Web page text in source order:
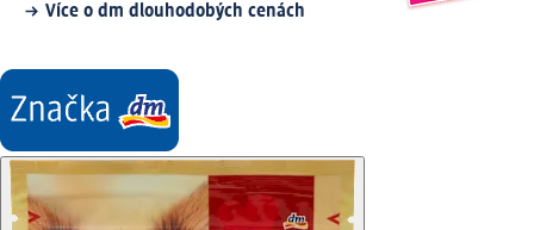
Více o dm dlouhodobých cenách